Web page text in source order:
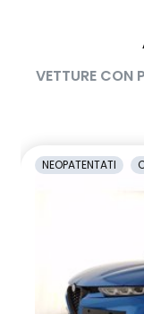
Retrocamera
Retrovisori esterni
Rivestimento sedili
Sedile Passeggero
manualmente
VETTURE CON
NEOPATENTATI